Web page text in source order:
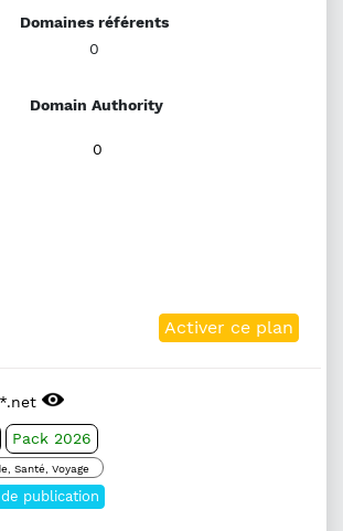
Domaines référents
0
Domain Authority
0
Activer ce plan
Pack 2026
Santé, Voyage
publication